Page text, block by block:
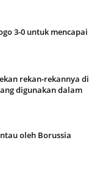
3-0 untuk mencapai
rekan-rekannya di
digunakan dalam
oleh Borussia